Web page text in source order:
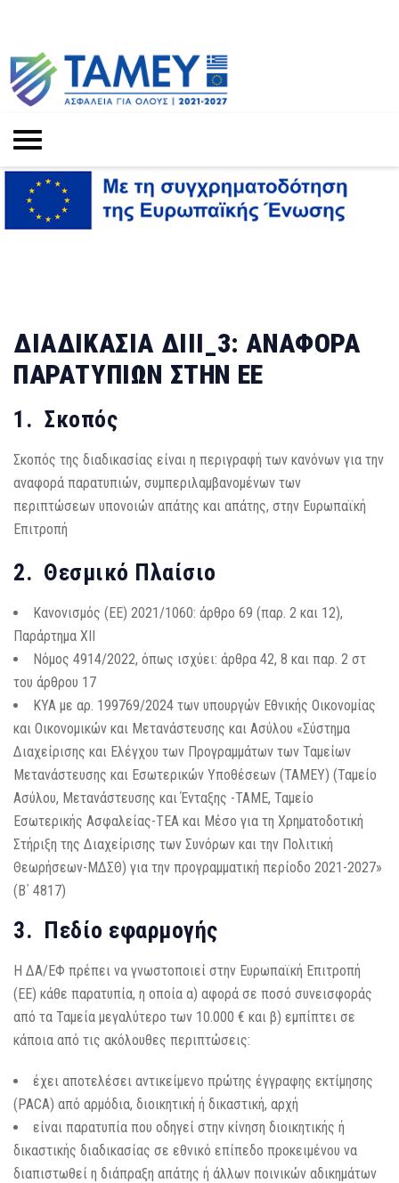
ΔΙΑΔΙΚΑΣΙΑ ΔΙΙΙ_3: ΑΝΑΦΟΡΑ
ΠΑΡΑΤΥΠΙΩΝ ΣΤΗΝ ΕΕ
1. Σκοπός
Σκοπός της διαδικασίας είναι η περιγραφή των κανόνων για την
αναφορά παρατυπιών, συμπεριλαμβανομένων των
περιπτώσεων υπονοιών απάτης και απάτης, στην Ευρωπαϊκή
Επιτροπή
2. Θεσμικό Πλαίσιο
Κανονισμός (ΕΕ) 2021/1060: άρθρο 69 (παρ. 2 και 12),
Παράρτημα ΧΙΙ
Νόμος 4914/2022, όπως ισχύει: άρθρα 42, 8 και παρ. 2 στ
του άρθρου 17
ΚΥΑ με αρ. 199769/2024 των υπουργών Εθνικής Οικονομίας
και Οικονομικών και Μετανάστευσης και Ασύλου «Σύστημα
Διαχείρισης και Ελέγχου των Προγραμμάτων των Ταμείων
Μετανάστευσης και Εσωτερικών Υποθέσεων (ΤΑΜΕΥ) (Ταμείο
Ασύλου, Μετανάστευσης και Ένταξης -ΤΑΜΕ, Ταμείο
Εσωτερικής Ασφαλείας-ΤΕΑ και Μέσο για τη Χρηματοδοτική
Στήριξη της Διαχείρισης των Συνόρων και την Πολιτική
Θεωρήσεων-ΜΔΣΘ) για την προγραμματική περίοδο 2021-2027»
(Β΄ 4817)
3. Πεδίο εφαρμογής
Η ΔΑ/ΕΦ πρέπει να γνωστοποιεί στην Ευρωπαϊκή Επιτροπή
(ΕΕ) κάθε παρατυπία, η οποία α) αφορά σε ποσό συνεισφοράς
από τα Ταμεία μεγαλύτερο των 10.000 € και β) εμπίπτει σε
κάποια από τις ακόλουθες περιπτώσεις:
έχει αποτελέσει αντικείμενο πρώτης έγγραφης εκτίμησης
(PACA) από αρμόδια, διοικητική ή δικαστική, αρχή
είναι παρατυπία που οδηγεί στην κίνηση διοικητικής ή
δικαστικής διαδικασίας σε εθνικό επίπεδο προκειμένου να
διαπιστωθεί η διάπραξη απάτης ή άλλων ποινικών αδικημάτων